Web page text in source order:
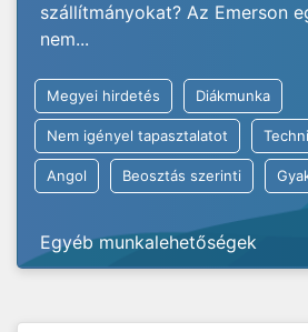
szállítmányokat? Az Emerson
nem...
Megyei hirdetés Diákmunka
Nem igényel tapasztalatot
Angol Beosztás szerinti
Egyéb munkalehetőségek